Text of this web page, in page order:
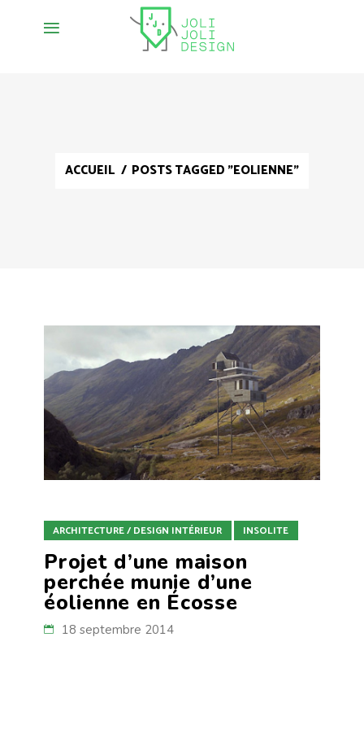
ACCUEIL / POSTS TAGGED "EOLIENNE"
ARCHITECTURE / DESIGN INTÉRIEUR INSOLITE
Projet d’une maison
perchée munie d’une
éolienne en Écosse
18 septembre 2014